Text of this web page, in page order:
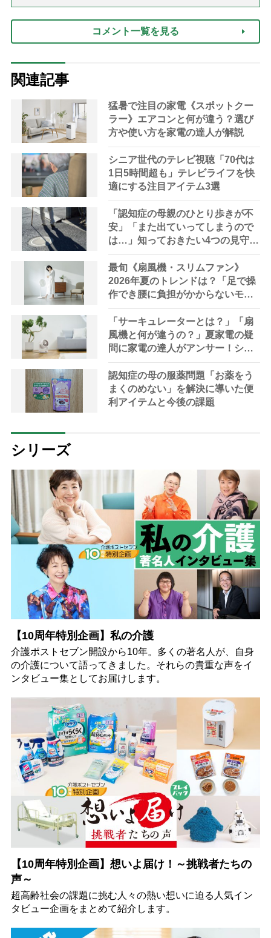
コメント一覧を見る
関連記事
猛暑で注目の家電《スポットクー
ラー》エアコンと何が違う？選び
方や使い方を家電の達人が解説
シニア世代のテレビ視聴「70代は
1日5時間超も」テレビライフを快
適にする注目アイテム3選
「認知症の母親のひとり歩きが不
安」「また出ていってしまうので
は…」知っておきたい4つの見守り
方法やサービスを専門家が解説
最旬《扇風機・スリムファン》
2026年夏のトレンドは？「足で操
作でき腰に負担がかからないモデ
ルも」【家電の達人が解説】
「サーキュレーターとは？」「扇
風機と何が違うの？」夏家電の疑
問に家電の達人がアンサー！シニ
アにおすすめの最新機種や選び方
も解説
認知症の母の服薬問題「お薬をう
まくのめない」を解決に導いた便
利アイテムと今後の課題
シリーズ
【10周年特別企画】私の介護
介護ポストセブン開設から10年。多くの著名人が、自身
の介護について語ってきました。それらの貴重な声をイ
ンタビュー集としてお届けします。
【10周年特別企画】想いよ届け！～挑戦者たちの
声～
超高齢社会の課題に挑む人々の熱い想いに迫る人気イン
タビュー企画をまとめて紹介します。